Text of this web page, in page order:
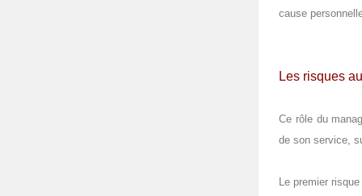
cause
Les risques
Ce rôle du
de son service,
Le premier